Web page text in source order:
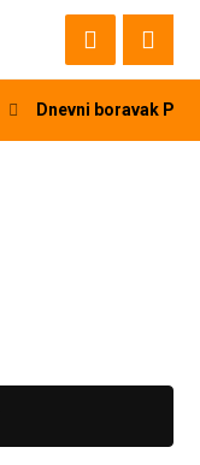
Dnevni boravak